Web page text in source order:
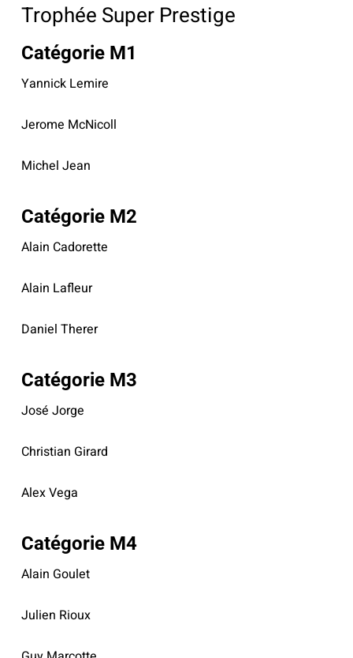
Trophée Super Prestige
Catégorie M1
Yannick Lemire
Jerome McNicoll
Michel Jean
Catégorie M2
Alain Cadorette
Alain Lafleur
Daniel Therer
Catégorie M3
José Jorge
Christian Girard
Alex Vega
Catégorie M4
Alain Goulet
Julien Rioux